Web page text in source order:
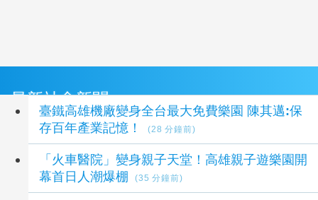
最新社會新聞
臺鐵高雄機廠變身全台最大免費樂園 陳其邁:保
存百年產業記憶！
(28 分鐘前)
「火車醫院」變身親子天堂！高雄親子遊樂園開
幕首日人潮爆棚
(35 分鐘前)